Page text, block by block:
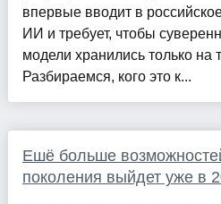
впервые вводит в
ИИ и требует, чтобы
модели хранились только на
Разбираемся, кого это к...
Ешё больше
поколения выйдет уже в